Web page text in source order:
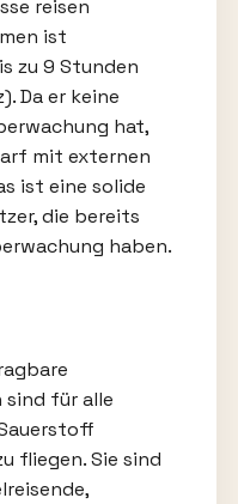
reisen
ist
zu 9 Stunden
Da er keine
hat,
mit externen
ist eine solide
die bereits
haben.
für alle
fliegen. Sie sind